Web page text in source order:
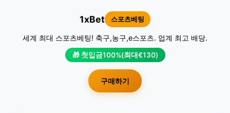
1xBet 스포츠베팅
세계 최대 스포츠베팅! 축구,농구,e스포츠. 업계 최고 배당.
🎁 첫입금100%(최대€130)
구매하기